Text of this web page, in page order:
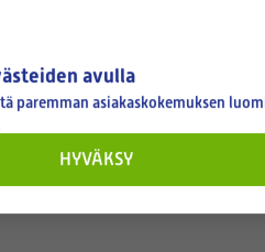
avulla
paremman asiakaskokemuksen
HYVÄKSY